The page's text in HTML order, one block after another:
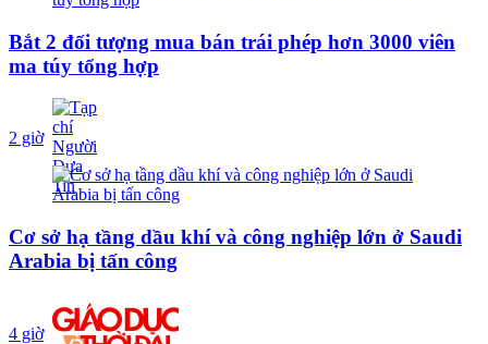
Bắt 2 đối tượng mua bán trái phép hơn 3000 viên
ma túy tổng hợp
2 giờ
Cơ sở hạ tầng dầu khí và công nghiệp lớn ở Saudi
Arabia bị tấn công
4 giờ